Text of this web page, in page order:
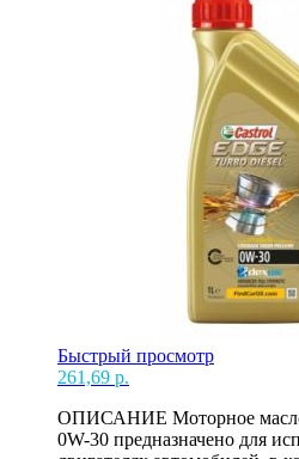
Быстрый просмотр
261,69 р.
ОПИСАНИЕ Моторное масло
0W-30 предназначено для